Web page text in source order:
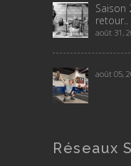
Saison
retour..
août 31,
août 05,
Réseaux